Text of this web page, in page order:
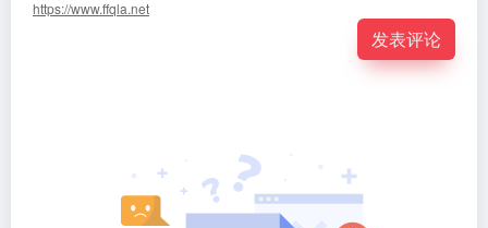
https://www.ffqla.net
发表评论